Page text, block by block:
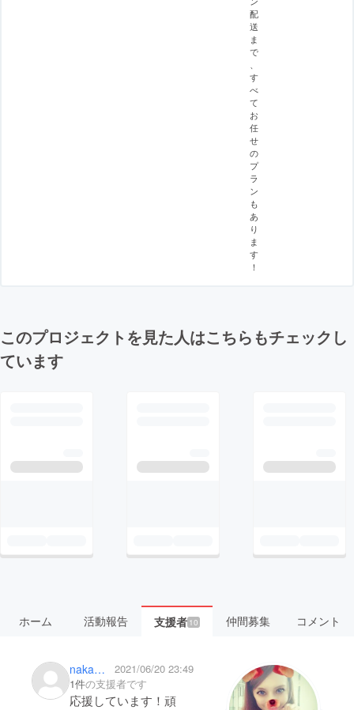
配
送
ま
で
す
べ
て
お
任
せ
の
プ
ラ
ン
も
あ
り
ま
す
！
このプロジェクトを見た人はこちらもチェックし
ています
ホーム 活動報告 支援者 10 仲間募集 コメント
nakamura ai
2021/06/20 23:49
1件の支援者です
応援しています！頑